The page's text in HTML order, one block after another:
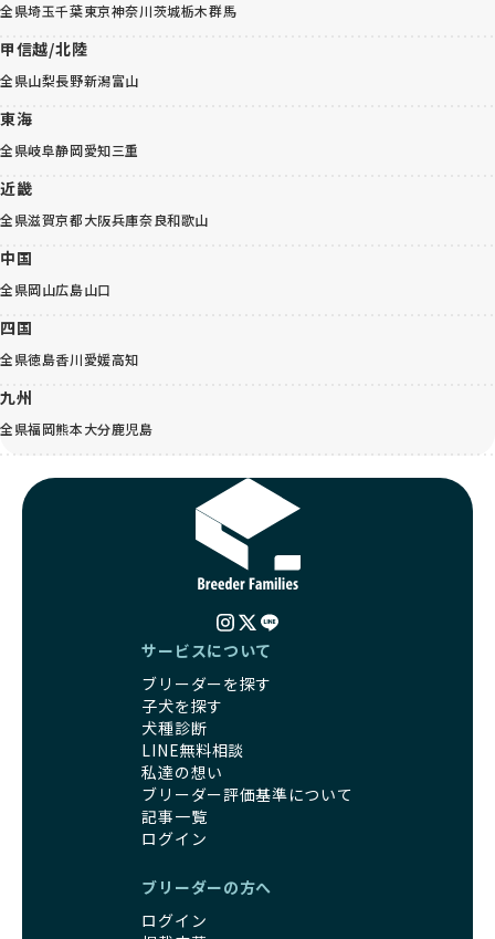
全県埼玉千葉東京神奈川茨城栃木群馬
甲信越/北陸
全県山梨長野新潟富山
東海
全県岐阜静岡愛知三重
近畿
全県滋賀京都大阪兵庫奈良和歌山
中国
全県岡山広島山口
四国
全県徳島香川愛媛高知
九州
全県福岡熊本大分鹿児島
サービスについて
ブリーダーを探す
子犬を探す
犬種診断
LINE無料相談
私達の想い
ブリーダー評価基準について
記事一覧
ログイン
ブリーダーの方へ
ログイン